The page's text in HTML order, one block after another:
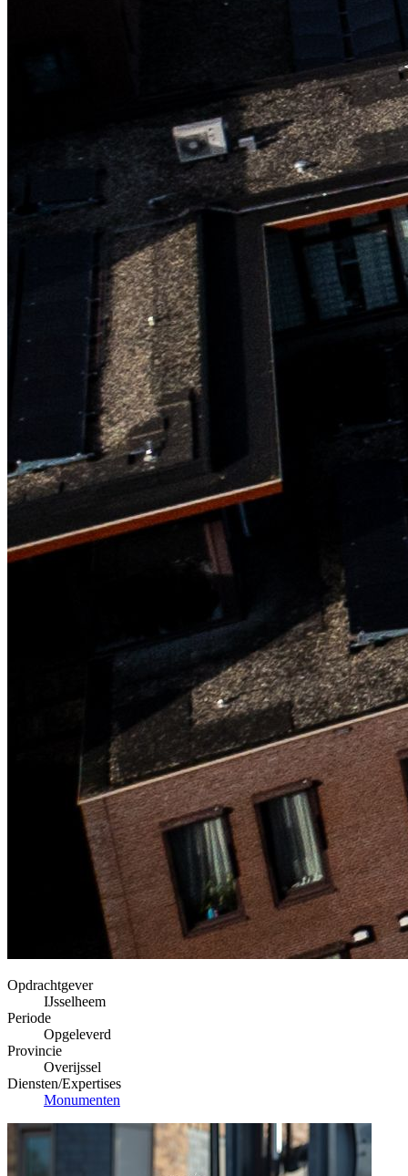
Opdrachtgever
IJsselheem
Periode
Opgeleverd
Provincie
Overijssel
Diensten/Expertises
Monumenten